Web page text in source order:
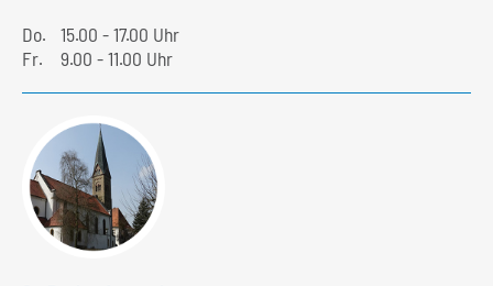
Do.
15.00 - 17.00 Uhr
Fr.
9.00 - 11.00 Uhr